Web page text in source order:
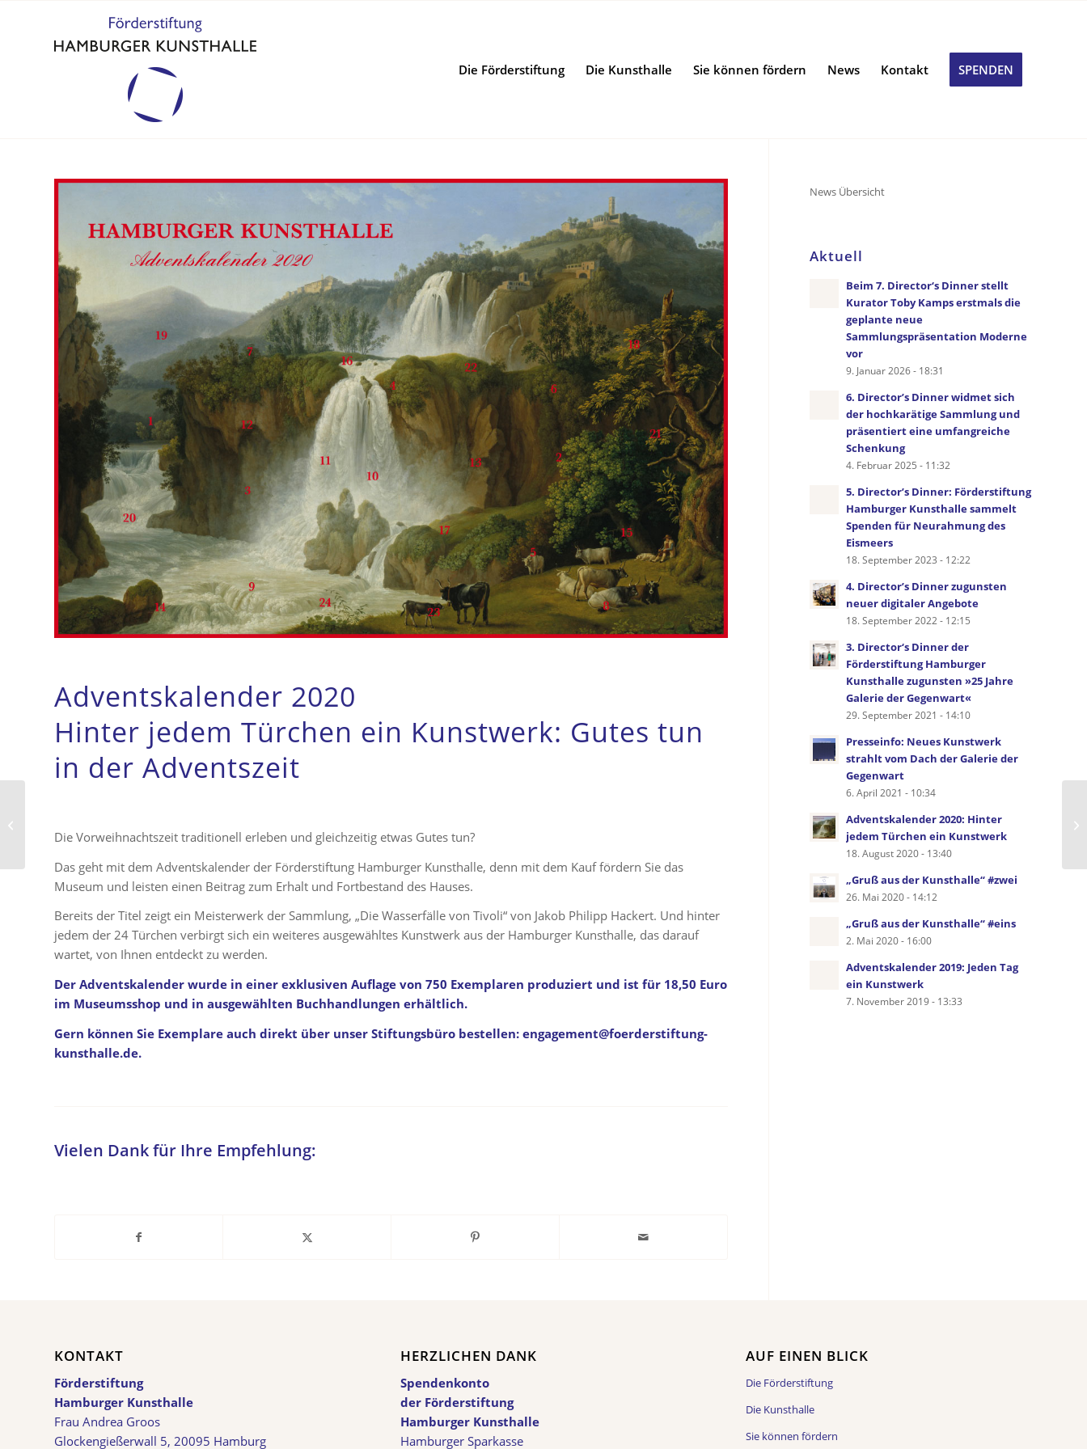
Die Förderstiftung Die Kunsthalle Sie können fördern News Kontakt SPENDEN
Adventskalender 2020
Hinter jedem Türchen ein Kunstwerk: Gutes tun
in der Adventszeit
Die Vorweihnachtszeit traditionell erleben und gleichzeitig etwas Gutes tun?
Das geht mit dem Adventskalender der Förderstiftung Hamburger Kunsthalle, denn mit dem Kauf fördern Sie das
Museum und leisten einen Beitrag zum Erhalt und Fortbestand des Hauses.
Bereits der Titel zeigt ein Meisterwerk der Sammlung, „Die Wasserfälle von Tivoli“ von Jakob Philipp Hackert. Und hinter
jedem der 24 Türchen verbirgt sich ein weiteres ausgewähltes Kunstwerk aus der Hamburger Kunsthalle, das darauf
wartet, von Ihnen entdeckt zu werden.
Der Adventskalender wurde in einer exklusiven Auflage von 750 Exemplaren produziert und ist für 18,50 Euro
im Museumsshop und in ausgewählten Buchhandlungen erhältlich.
Gern können Sie Exemplare auch direkt über unser Stiftungsbüro bestellen: engagement@foerderstiftung-
kunsthalle.de.
Vielen Dank für Ihre Empfehlung:
News Übersicht
Aktuell
Beim 7. Director‘s Dinner stellt
Kurator Toby Kamps erstmals die
geplante neue
Sammlungspräsentation Moderne
vor
9. Januar 2026 - 18:31
6. Director’s Dinner widmet sich
der hochkarätige Sammlung und
präsentiert eine umfangreiche
Schenkung
4. Februar 2025 - 11:32
5. Director’s Dinner: Förderstiftung
Hamburger Kunsthalle sammelt
Spenden für Neurahmung des
Eismeers
18. September 2023 - 12:22
4. Director’s Dinner zugunsten
neuer digitaler Angebote
18. September 2022 - 12:15
3. Director‘s Dinner der
Förderstiftung Hamburger
Kunsthalle zugunsten »25 Jahre
Galerie der Gegenwart«
29. September 2021 - 14:10
Presseinfo: Neues Kunstwerk
strahlt vom Dach der Galerie der
Gegenwart
6. April 2021 - 10:34
Adventskalender 2020: Hinter
jedem Türchen ein Kunstwerk
18. August 2020 - 13:40
„Gruß aus der Kunsthalle“ #zwei
26. Mai 2020 - 14:12
„Gruß aus der Kunsthalle“ #eins
2. Mai 2020 - 16:00
Adventskalender 2019: Jeden Tag
ein Kunstwerk
7. November 2019 - 13:33
KONTAKT
Förderstiftung
Hamburger Kunsthalle
Frau Andrea Groos
Glockengießerwall 5, 20095 Hamburg
HERZLICHEN DANK
Spendenkonto
der Förderstiftung
Hamburger Kunsthalle
Hamburger Sparkasse
AUF EINEN BLICK
Die Förderstiftung
Die Kunsthalle
Sie können fördern
Kunsthalle“ #zwei